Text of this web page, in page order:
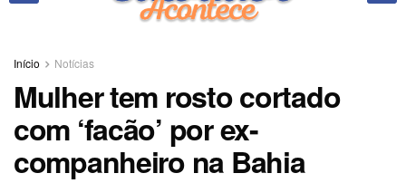
Início Notícias
Mulher tem rosto cortado
com ‘facão’ por ex-
companheiro na Bahia